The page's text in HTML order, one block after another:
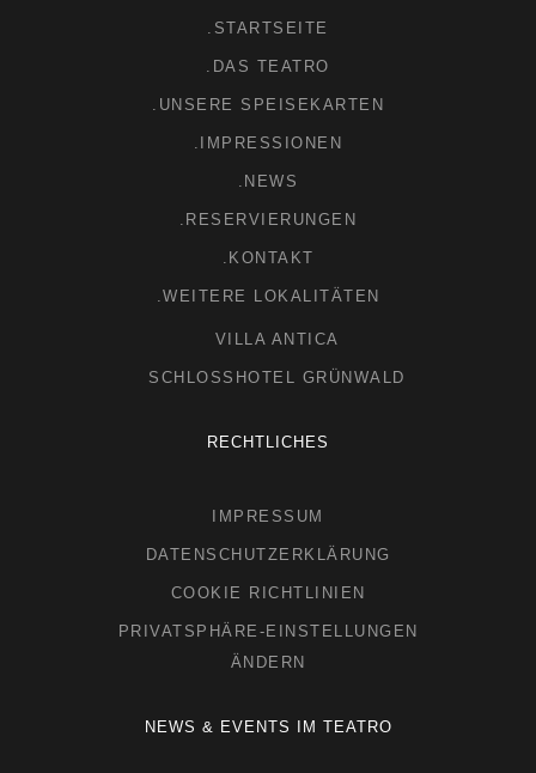
.STARTSEITE
.DAS TEATRO
.UNSERE SPEISEKARTEN
.IMPRESSIONEN
.NEWS
.RESERVIERUNGEN
.KONTAKT
.WEITERE LOKALITÄTEN
VILLA ANTICA
SCHLOSSHOTEL GRÜNWALD
RECHTLICHES
IMPRESSUM
DATENSCHUTZERKLÄRUNG
COOKIE RICHTLINIEN
PRIVATSPHÄRE-EINSTELLUNGEN
ÄNDERN
NEWS & EVENTS IM TEATRO